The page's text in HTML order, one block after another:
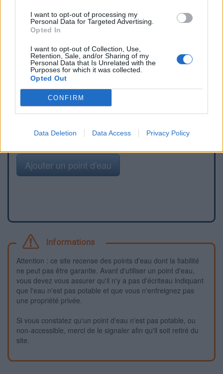
I want to opt-out of processing my
Personal Data for Targeted Advertising.
Opted In
I want to opt-out of Collection, Use,
Retention, Sale, and/or Sharing of my
Personal Data that Is Unrelated with the
Purposes for which it was collected.
Opted Out
CONFIRM
Data Deletion Data Access Privacy Policy
Signaler une erreur
Ajouter un point d'eau
Informations
Attention : ce site recense des points d'eau dont la fiabilité
ne peut pas être garantie. Avant d'utiliser un point d'eau,
vous devez vous assurer qu'il n'y a pas d'écriteau indiquant
que l'eau n'est pas potable et que vous n'enfreignez pas
une propriété privée.
Si vous constatez qu'un point d'eau n'est pas potable, ou
non-accessible, merci de le signaler afin qu'il soit retiré du
site.